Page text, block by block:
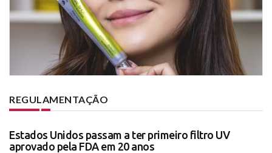
REGULAMENTAÇÃO
Estados Unidos passam a ter primeiro filtro UV
aprovado pela FDA em 20 anos